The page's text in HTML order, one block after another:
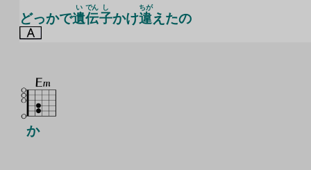
どっかで遺
い
伝
でん
子
し
かけ違
ちが
えたの
か